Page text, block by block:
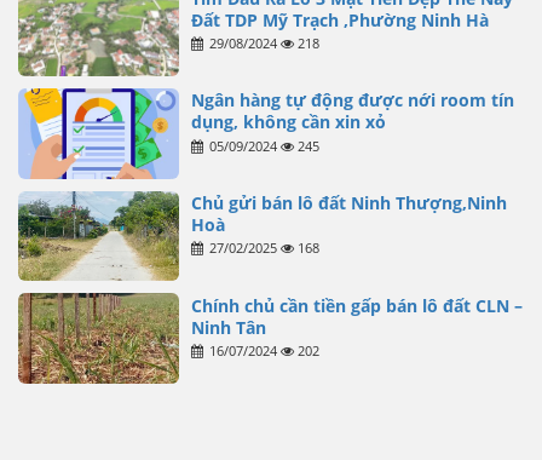
Đất TDP Mỹ Trạch ,Phường Ninh Hà
29/08/2024 218
Ngân hàng tự động được nới room tín
dụng, không cần xin xỏ
05/09/2024 245
Chủ gửi bán lô đất Ninh Thượng,Ninh
Hoà
27/02/2025 168
Chính chủ cần tiền gấp bán lô đất CLN –
Ninh Tân
16/07/2024 202